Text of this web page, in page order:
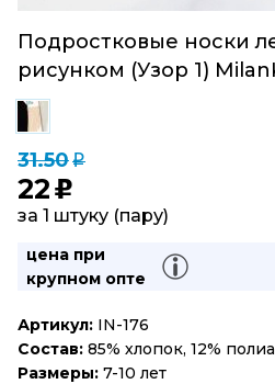
Подростковые носки
рисунком (Узор 1)
31.50q
22 u
за 1 штуку (пару)
цена при
крупном опте
Артикул: IN-176
Состав: 85% хлопок, 12%
Размеры: 7-10 лет